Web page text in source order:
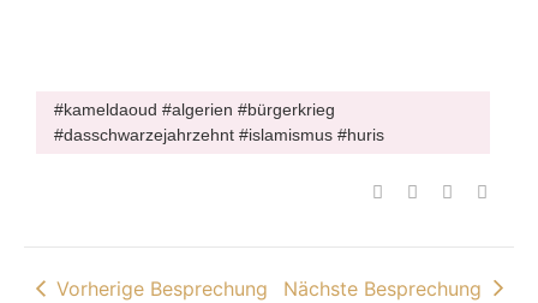
#kameldaoud #algerien #bürgerkrieg
#dasschwarzejahrzehnt #islamismus #huris
Vorherige Besprechung Nächste Besprechung